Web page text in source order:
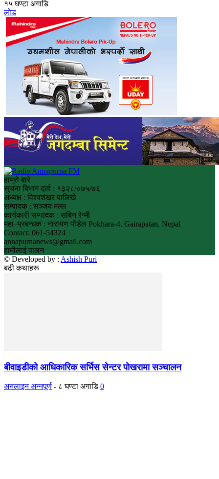
१५ घण्टा अगाडि
लोड
हाम्रो बारे
सुचना बिभाग दर्ता : १३२८/०७५/७६
अध्यक्ष : विश्वशंखर पालिखे
सम्पादक : सञ्जय मल्ल
कार्यकारी सम्पादक : सबिन रेग्मी
महा–प्रबन्धक : नारायण पौडेल Pokhara-4, Gairapatan, Nepal
Contact: 061-54324
annapurnanews@gmail.com
हामीलाई पालन
© Developed by : Ashish Puri
बढी कथाहरू
बीवाइडीको आधिकारिक सर्भिस सेन्टर पोखरामा सञ्चालन
अनलाइन अन्नपूर्ण - ८ घण्टा अगाडि 0